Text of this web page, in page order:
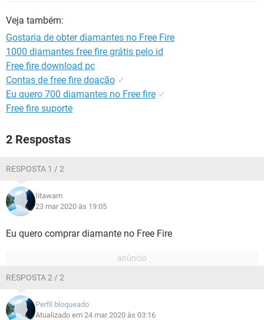
Veja também:
Gostaria de obter diamantes no Free Fire
1000 diamantes free fire grátis pelo id
Free fire download pc
Contas de free fire doação ✓
Eu quero 700 diamantes no Free fire ✓
Free fire suporte
2 Respostas
RESPOSTA 1 / 2
Iitawam
23 mar 2020 às 19:05
Eu quero comprar diamante no Free Fire
RESPOSTA 2 / 2
Perfil bloqueado
Atualizado em 24 mar 2020 às 03:16